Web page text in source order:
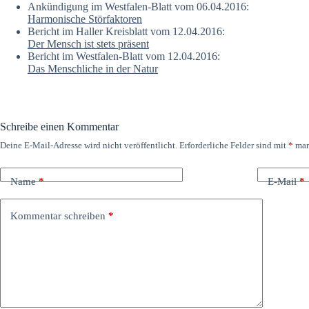
Ankündigung im Westfalen-Blatt vom 06.04.2016:
Harmonische Störfaktoren
Bericht im Haller Kreisblatt vom 12.04.2016:
Der Mensch ist stets präsent
Bericht im Westfalen-Blatt vom 12.04.2016:
Das Menschliche in der Natur
Schreibe einen Kommentar
Deine E-Mail-Adresse wird nicht veröffentlicht. Erforderliche Felder sind mit *
Name* E-Mail*
Kommentar schreiben *